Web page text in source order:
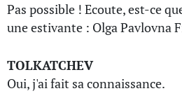
Pas possible ! Ecoute, est-ce
une estivante : Olga Pavlovna
TOLKATCHEV
Oui, j'ai fait sa connaissance.